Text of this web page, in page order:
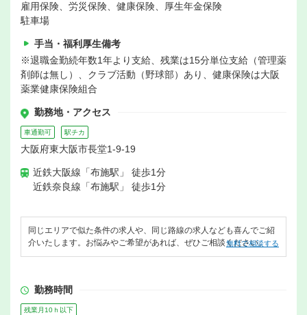
雇用保険、労災保険、健康保険、厚生年金保険
駐車場
手当・福利厚生備考
※退職金勤続年数1年より支給、残業は15分単位支給（管理薬
剤師は無し）、クラブ活動（野球部）あり、健康保険は大阪
薬業健康保険組合
勤務地・アクセス
車通勤可 駅チカ
大阪府東大阪市長堂1-9-19
近鉄大阪線「布施駅」 徒歩1分
近鉄奈良線「布施駅」 徒歩1分
同じエリアで似た条件の求人や、同じ路線の求人なども喜んでご紹
介いたします。お悩みやご希望があれば、ぜひご相談ください。
無料で相談する
勤務時間
残業月10ｈ以下